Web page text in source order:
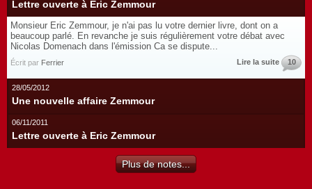
Lettre ouverte à Eric Zemmour
Monsieur Eric Zemmour, je n'ai pas lu votre dernier livre, dont on a
beaucoup parlé. En revanche je suis régulièrement votre débat avec
Nicolas Domenach dans l'émission Ca se dispute...
Écrit par Ferrier Lire la suite 10
28/05/2012
Une nouvelle affaire Zemmour
06/11/2011
Lettre ouverte à Eric Zemmour
Plus de notes...